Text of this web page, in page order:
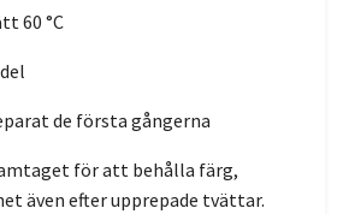
60 °C
de första gångerna
för att behålla färg,
även efter upprepade tvättar.